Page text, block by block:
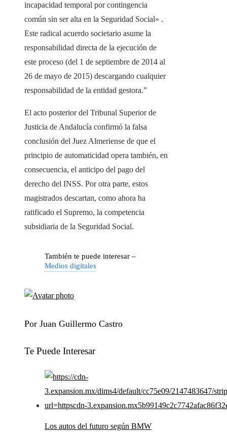
incapacidad temporal por contingencia
común sin ser alta en la Seguridad Social» .
Este radical acuerdo societario asume la
responsabilidad directa de la ejecución de
este proceso (del 1 de septiembre de 2014 al
26 de mayo de 2015) descargando cualquier
responsabilidad de la entidad gestora.”
El acto posterior del Tribunal Superior de
Justicia de Andalucía confirmó la falsa
conclusión del Juez Almeriense de que el
principio de automaticidad opera también, en
consecuencia, el anticipo del pago del
derecho del INSS. Por otra parte, estos
magistrados descartan, como ahora ha
ratificado el Supremo, la competencia
subsidiaria de la Seguridad Social.
También te puede interesar –
Medios digitales
Por Juan Guillermo Castro
Te Puede Interesar
Los autos del futuro según BMW